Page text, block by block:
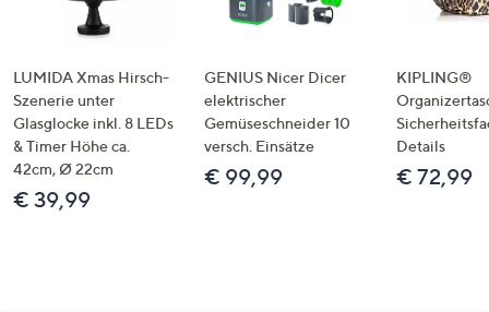
LUMIDA Xmas Hirsch-
Szenerie unter
Glasglocke inkl. 8 LEDs
& Timer Höhe ca.
42cm, Ø 22cm
€ 39,99
GENIUS Nicer Dicer
elektrischer
Gemüseschneider 10
versch. Einsätze
€ 99,99
KIPLING®
Details
€ 72,99